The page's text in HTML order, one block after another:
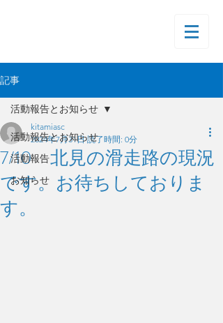
記事
活動報告とお知らせ
活動報告
お知らせ
活動報告とお知らせ
7/10 北見の滑走路の現況
です。お待ちしておりま
す。
kitamiasc
2024年7月31日 読了時間: 0分